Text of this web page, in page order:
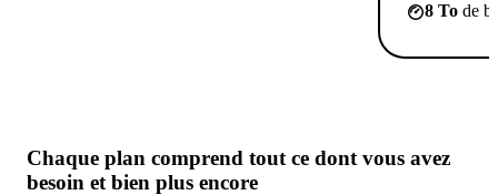
8 To de
Chaque plan comprend tout ce dont vous avez
besoin et bien plus encore